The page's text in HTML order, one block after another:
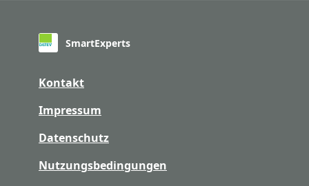
SmartExperts
Kontakt
Impressum
Datenschutz
Nutzungsbedingungen